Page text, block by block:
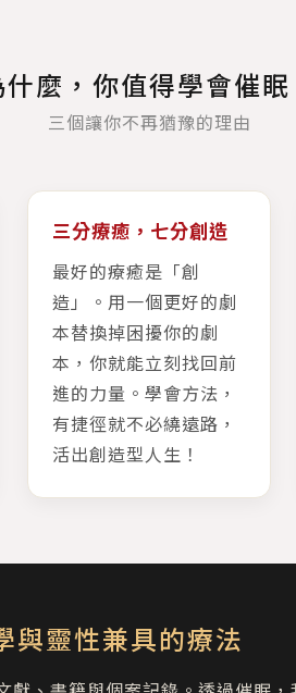
什麼，你值得學會催眠
三個讓你不再猶豫的理由
三分療癒，七分創造
最好的療癒是「創
造」。用一個更好的劇
本替換掉困擾你的劇
本，你就能立刻找回前
進的力量。學會方法，
有捷徑就不必繞遠路，
活出創造型人生！
與靈性兼具的療法